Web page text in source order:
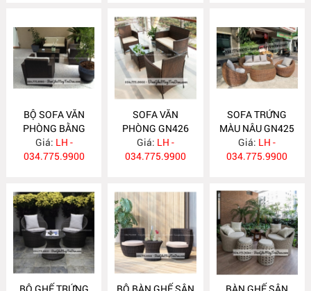
BỘ SOFA VĂN
PHÒNG BẰNG
NHỰA GIẢ MÂY
GN427
Giá: LH -
034.775.9900
SOFA VĂN
PHÒNG GN426
Giá: LH -
034.775.9900
SOFA TRỨNG
MÀU NÂU GN425
Giá: LH -
034.775.9900